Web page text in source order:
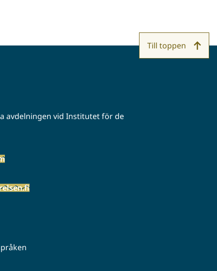
avdelningen vid Institutet för de
Till toppen